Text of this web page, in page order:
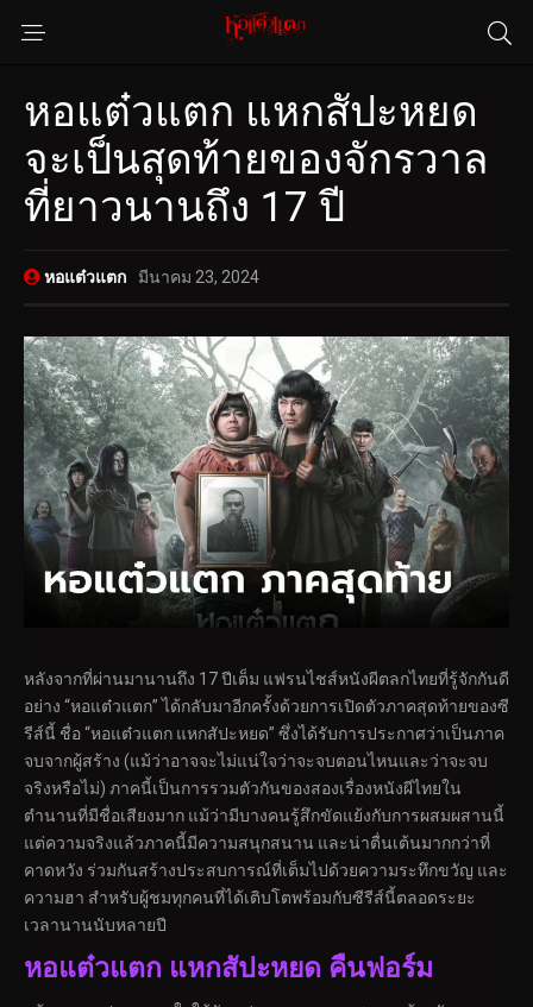
หอแต๋วแตก แหกสัปะหยด
จะเป็นสุดท้ายของจักรวาล
ที่ยาวนานถึง 17 ปี
หอแต๋วแตก มีนาคม 23, 2024
หลังจากที่ผ่านมานานถึง 17 ปีเต็ม แฟรนไชส์หนังผีตลกไทยที่รู้จักกันดี
อย่าง “หอแต๋วแตก” ได้กลับมาอีกครั้งด้วยการเปิดตัวภาคสุดท้ายของซี
รีส์นี้ ชื่อ “หอแต๋วแตก แหกสัปะหยด” ซึ่งได้รับการประกาศว่าเป็นภาค
จบจากผู้สร้าง (แม้ว่าอาจจะไม่แน่ใจว่าจะจบตอนไหนและว่าจะจบ
จริงหรือไม่) ภาคนี้เป็นการรวมตัวกันของสองเรื่องหนังผีไทยใน
ตำนานที่มีชื่อเสียงมาก แม้ว่ามีบางคนรู้สึกขัดแย้งกับการผสมผสานนี้
แต่ความจริงแล้วภาคนี้มีความสนุกสนาน และน่าตื่นเต้นมากกว่าที่
คาดหวัง ร่วมกันสร้างประสบการณ์ที่เต็มไปด้วยความระทึกขวัญ และ
ความฮา สำหรับผู้ชมทุกคนที่ได้เติบโตพร้อมกับซีรีส์นี้ตลอดระยะ
เวลานานนับหลายปี
หอแต๋วแตก แหกสัปะหยด คืนฟอร์ม